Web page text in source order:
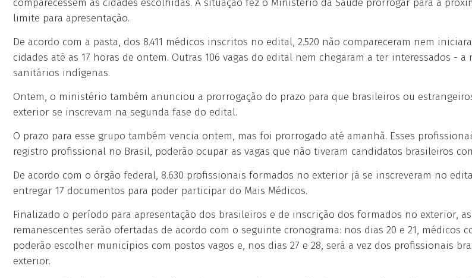
comparecessem às cidades escolhidas. A situação fez o Ministério da Saúde prorrogar para a
limite para apresentação.
De acordo com a pasta, dos 8.411 médicos inscritos no edital, 2.520 não compareceram nem
cidades até as 17 horas de ontem. Outras 106 vagas do edital nem chegaram a ter interessados -
sanitários indígenas.
Ontem, o ministério também anunciou a prorrogação do prazo para que brasileiros ou
exterior se inscrevam na segunda fase do edital.
O prazo para esse grupo também vencia ontem, mas foi prorrogado até amanhã. Esses
registro profissional no Brasil, poderão ocupar as vagas que não tiveram candidatos brasileiros
De acordo com o órgão federal, 8.630 profissionais formados no exterior já se inscreveram no
entregar 17 documentos para poder participar do Mais Médicos.
Finalizado o período para apresentação dos brasileiros e de inscrição dos formados no exterior, as
remanescentes serão ofertadas de acordo com o seguinte cronograma: nos dias 20 e 21, médicos
poderão escolher municípios com postos vagos e, nos dias 27 e 28, será a vez dos profissionais
exterior.